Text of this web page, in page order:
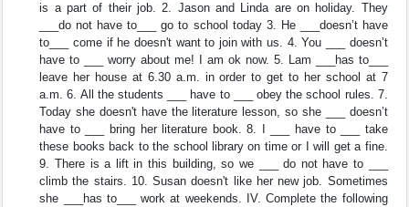
is a part of their job. 2. Jason and Linda are on holiday. They
___do not have to___ go to school today 3. He ___doesn’t have
to___ come if he doesn't want to join with us. 4. You ___ doesn’t
have to ___ worry about me! I am ok now. 5. Lam ___has to___
leave her house at 6.30 a.m. in order to get to her school at 7
a.m. 6. All the students ___ have to ___ obey the school rules. 7.
Today she doesn't have the literature lesson, so she ___ doesn’t
have to ___ bring her literature book. 8. I ___ have to ___ take
these books back to the school library on time or I will get a fine.
9. There is a lift in this building, so we ___ do not have to ___
climb the stairs. 10. Susan doesn't like her new job. Sometimes
she ___has to___ work at weekends. IV. Complete the following